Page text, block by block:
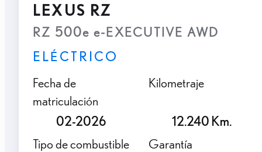
LEXUS RZ
RZ 500e e-EXECUTIVE AWD
ELÉCTRICO
Fecha de
matriculación
02-2026
Kilometraje
12.240 Km.
Tipo de combustible
Garantía